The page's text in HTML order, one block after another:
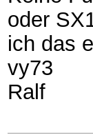
oder
ich das
vy73
Ralf